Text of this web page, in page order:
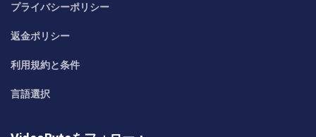
プライバシーポリシー
返金ポリシー
利用規約と条件
言語選択